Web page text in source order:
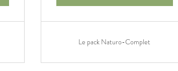
Le pack Naturo-Complet